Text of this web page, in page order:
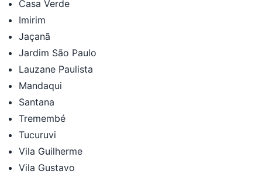
Casa Verde
Imirim
Jaçanã
Jardim São Paulo
Lauzane Paulista
Mandaqui
Santana
Tremembé
Tucuruvi
Vila Guilherme
Vila Gustavo